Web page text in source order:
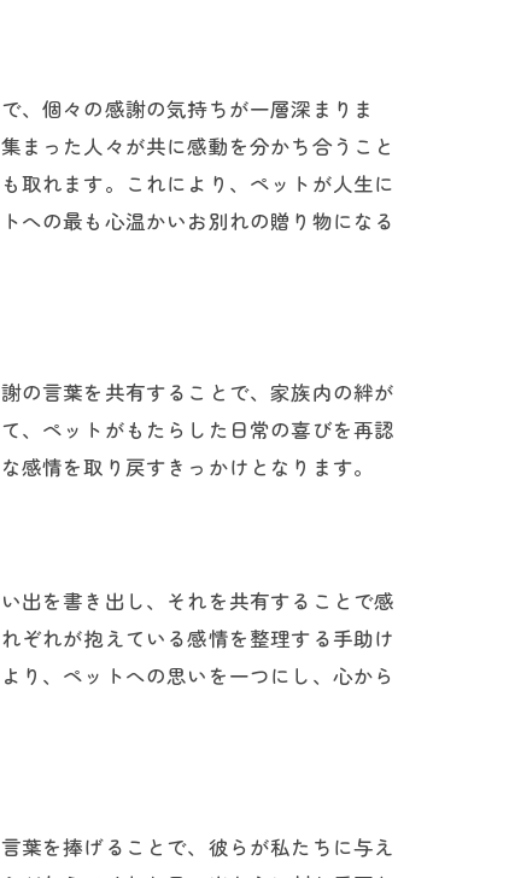
、個々の感謝の気持ちが一層深まりま
まった人々が共に感動を分かち合うこと
取れます。これにより、ペットが人生に
への最も心温かいお別れの贈り物になる
の言葉を共有することで、家族内の絆が
、ペットがもたらした日常の喜びを再認
情を取り戻すきっかけとなります。
出を書き出し、それを共有することで感
ぞれが抱えている感情を整理する手助け
り、ペットへの思いを一つにし、心から
葉を捧げることで、彼らが私たちに与え